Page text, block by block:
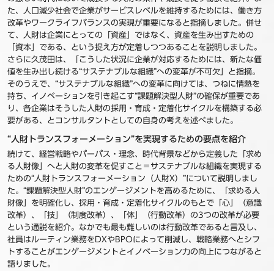
た、人口減少社会で企業がサービスレベルを維持するためには、働き方
改革やワークライフバランスの実現が重要になると指摘しました。併せ
て、人財は企業にとっての「資産」ではなく、資産を生み出すための
「資本」である、という捉え方が定着しつつあることを説明しました。
さらに久茂田は、「こうした状況に企業が対応するためには、新たな価
値を生み出し続ける“サステナブルな組織”への変革が不可欠」と指摘。
そのうえで、“サステナブルな組織”への変革に向けては、つねに情熱を
持ち、イノベーションを引き起こす“課題解決型人財”の確保が重要であ
り、各企業はそうした人財の採用・育成・定着化サイクルを構築する必
要がある、とコンサルタントとしての自身の考えを述べました。
“人財トランスフォーメーション”を実現するための要点を紹介
続けて、経営戦略やパーパス・理念、時代背景などから定義した「求め
る人財像」へと人財の変革を促すこと＝サステナブルな組織を実現する
ための“人財トランスフォーメーション（人財X）”について説明しまし
た。“課題解決型人財”のエンゲージメントを高めるために、「求める人
財像」を明確化し、採用・育成・定着化サイクルのもとで「心」（意識
改革）、「技」（制度改革）、「体」（行動改革）の3つの改革が必要
という通説を紹介。なかでも最も難しいのは行動改革であると言及し、
社員はルーティン業務をDXやBPOによって削減し、戦略業務へとシフ
トすることがエンゲージメントとイノベーション力の向上につながると
語りました。